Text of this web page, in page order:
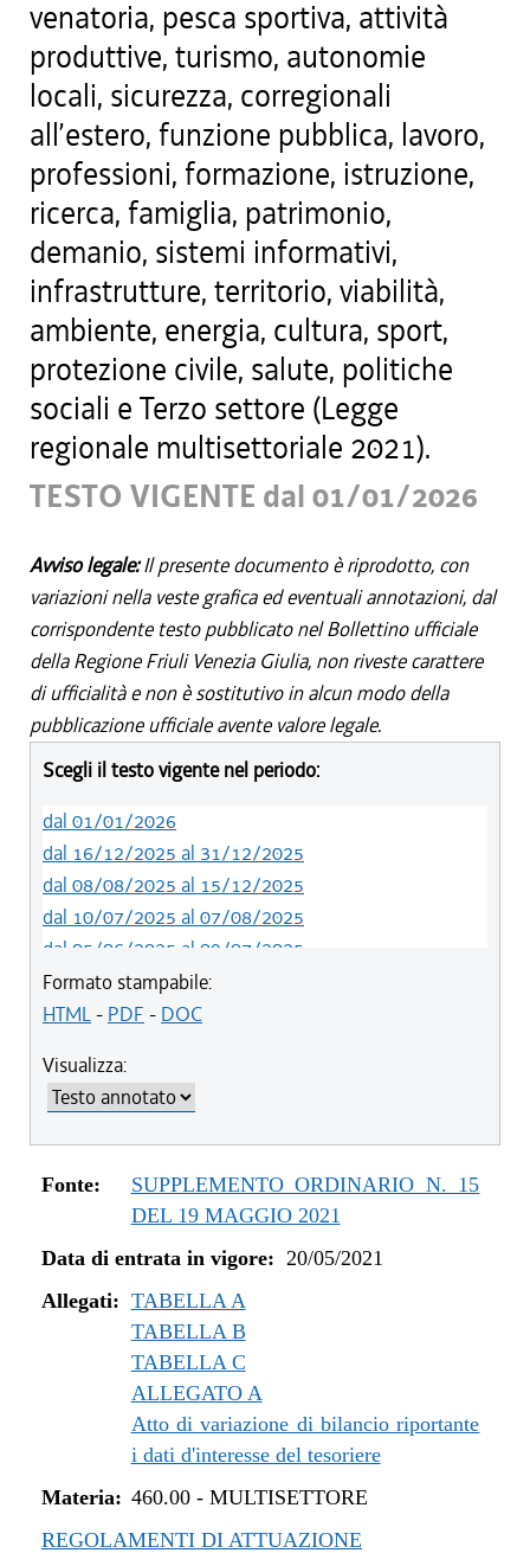
venatoria, pesca sportiva, attività
produttive, turismo, autonomie
locali, sicurezza, corregionali
all’estero, funzione pubblica, lavoro,
professioni, formazione, istruzione,
ricerca, famiglia, patrimonio,
demanio, sistemi informativi,
infrastrutture, territorio, viabilità,
ambiente, energia, cultura, sport,
protezione civile, salute, politiche
sociali e Terzo settore (Legge
regionale multisettoriale 2021).
TESTO VIGENTE dal 01/01/2026
Avviso legale:Il presente documento è riprodotto, con
variazioni nella veste grafica ed eventuali annotazioni, dal
corrispondente testo pubblicato nel Bollettino ufficiale
della Regione Friuli Venezia Giulia, non riveste carattere
di ufficialità e non è sostitutivo in alcun modo della
pubblicazione ufficiale avente valore legale.
Scegli il testo vigente nel periodo:
dal 01/01/2026
dal 16/12/2025 al 31/12/2025
dal 08/08/2025 al 15/12/2025
dal 10/07/2025 al 07/08/2025
dal 05/06/2025 al 09/07/2025
dal 14/05/2024 al 04/06/2025
dal 12/08/2023 al 13/05/2024
dal 04/08/2022 al 31/12/2022
dal 14/06/2022 al 03/08/2022
dal 01/01/2022 al 13/06/2022
dal 10/12/2021 al 31/12/2021
dal 06/11/2021 al 09/12/2021
dal 20/05/2021 al 11/08/2021
Formato stampabile:
HTML- PDF - DOC
Visualizza:
Fonte:
SUPPLEMENTO ORDINARIO N. 15
DEL 19 MAGGIO 2021
Data di entrata in vigore: 20/05/2021
Allegati: TABELLA A
TABELLA B
TABELLA C
ALLEGATO A
Atto di variazione di bilancio riportante
i dati d'interesse del tesoriere
Materia: 460.00- MULTISETTORE
REGOLAMENTI DI ATTUAZIONE